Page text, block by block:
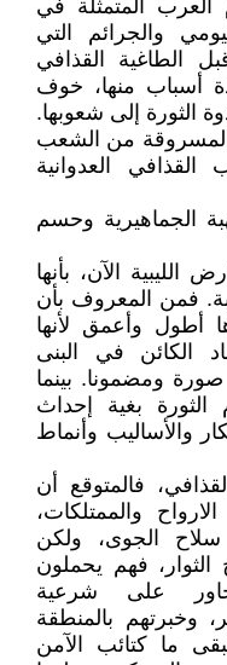
المتمثلة في
والجرائم التي
الطاغية القذافي
أسباب منها، خوف
الثورة إلى شعوبها.
المسروقة من الشعب
القذافي العدوانية
الجماهيرية وحسم
الآن، بأنها
فمن المعروف بأن
أطول وأعمق لأنها
الكائن في البنى
ومضمونا. بينما
الثورة بغية إحداث
والأساليب وأنماط
فالمتوقع أن
والممتلكات،
سلاح الجوى، ولكن
فهم يحملون
على شرعية
وخبرتهم بالمنطقة
ما كتائب الآمن